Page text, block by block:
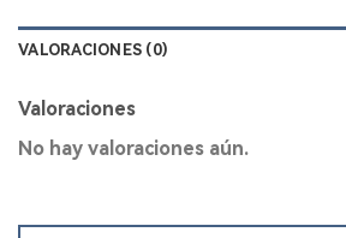
VALORACIONES (0)
Valoraciones
No hay valoraciones aún.